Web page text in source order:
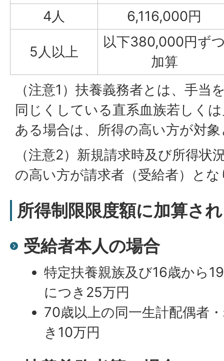
4人
6,116,000円
5人以上
以下380,000円ず
加算
（注意1）扶養義務者とは、手当
同じくしている直系血族若しく
ある場合は、所得の高い方が対
（注意2）新規請求時及び所得状
の高い方が請求者（受給者）と
所得制限限度額に加算さ
受給者本人の場合
特定扶養親族及び16歳から
につき25万円
70歳以上の同一生計配偶者
き10万円